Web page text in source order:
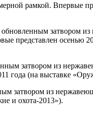
рамкой. Впервые
затвором из
представлен осенью
затвором из
года (на выставке
затвором из
и охота-2013»).